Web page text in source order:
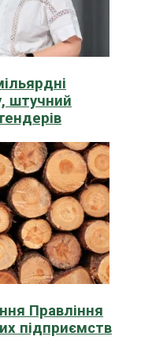
штучний
Правління
підприємств